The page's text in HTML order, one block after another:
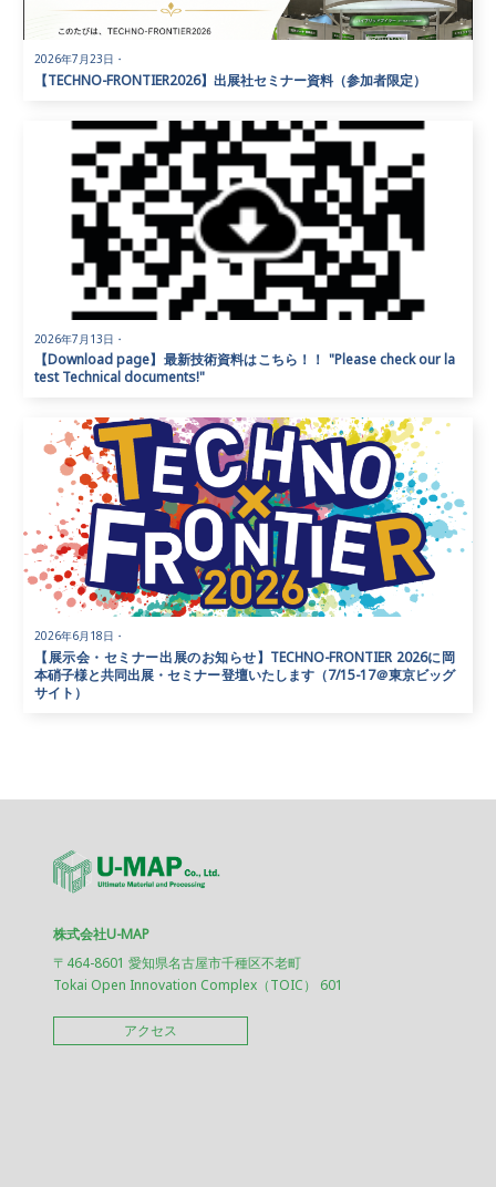
2026年7月23日 ・
【TECHNO-FRONTIER2026】出展社セミナー資料（参加者限定）
2026年7月13日 ・
【Download page】最新技術資料はこちら！！ "Please check our la
test Technical documents!"
2026年6月18日 ・
【展示会・セミナー出展のお知らせ】TECHNO-FRONTIER 2026に岡
本硝子様と共同出展・セミナー登壇いたします（7/15-17＠東京ビッグ
サイト）
株式会社U-MAP
〒464-8601 愛知県名古屋市千種区不老町
Tokai Open Innovation Complex（TOIC） 601
アクセス